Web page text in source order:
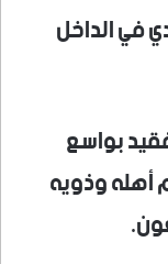
في الداخل
بواسع
أهله وذويه